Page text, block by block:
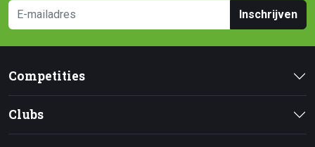
Inschrijven
Competities
Clubs